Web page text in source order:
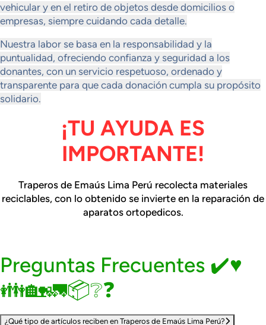
vehicular y en el retiro de objetos desde domicilios o
empresas, siempre cuidando cada detalle.
Nuestra labor se basa en la responsabilidad y la
puntualidad, ofreciendo confianza y seguridad a los
donantes, con un servicio respetuoso, ordenado y
transparente para que cada donación cumpla su propósito
solidario.
¡TU AYUDA ES
IMPORTANTE!
Traperos de Emaús Lima Perú recolecta materiales
reciclables, con lo obtenido se invierte en la reparación de
aparatos ortopedicos.
Preguntas Frecuentes ✔️♥️
👪🏡🚛📦❔❓
¿Qué tipo de artículos reciben en Traperos de Emaús Lima Perú?